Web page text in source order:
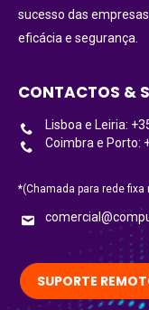
sucesso das
eficácia e segurança.
CONTACTOS &
Lisboa e Leiria:
Coimbra e Porto:
*(Chamada para rede fixa
SUPORTE